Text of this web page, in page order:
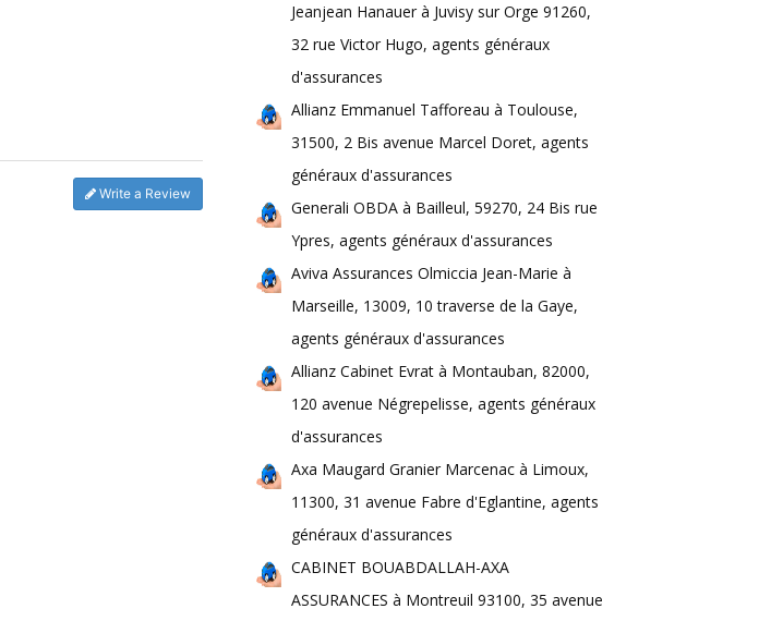
Write a Review
Jeanjean Hanauer à Juvisy sur Orge 91260,
32 rue Victor Hugo, agents généraux
d'assurances
Allianz Emmanuel Tafforeau à Toulouse,
31500, 2 Bis avenue Marcel Doret, agents
généraux d'assurances
Generali OBDA à Bailleul, 59270, 24 Bis rue
Ypres, agents généraux d'assurances
Aviva Assurances Olmiccia Jean-Marie à
Marseille, 13009, 10 traverse de la Gaye,
agents généraux d'assurances
Allianz Cabinet Evrat à Montauban, 82000,
120 avenue Négrepelisse, agents généraux
d'assurances
Axa Maugard Granier Marcenac à Limoux,
11300, 31 avenue Fabre d'Eglantine, agents
généraux d'assurances
CABINET BOUABDALLAH-AXA
ASSURANCES à Montreuil 93100, 35 avenue